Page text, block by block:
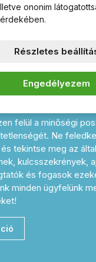
széles választékban
hosszúcímes vagy
sem. Termékeink
kiegészítőt és
tökéletesen
rendelhető
felül a minőségi
Ne
tekintse meg az
kulcsszekrények,
és fogasok
minden ügyfelünk
ononim
Engedélyezem
Részletes